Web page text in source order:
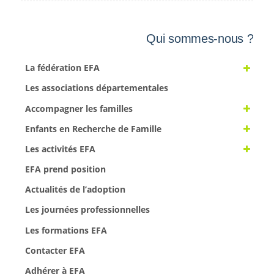
Qui sommes-nous ?
La fédération EFA
Les associations départementales
Accompagner les familles
Enfants en Recherche de Famille
Les activités EFA
EFA prend position
Actualités de l’adoption
Les journées professionnelles
Les formations EFA
Contacter EFA
Adhérer à EFA